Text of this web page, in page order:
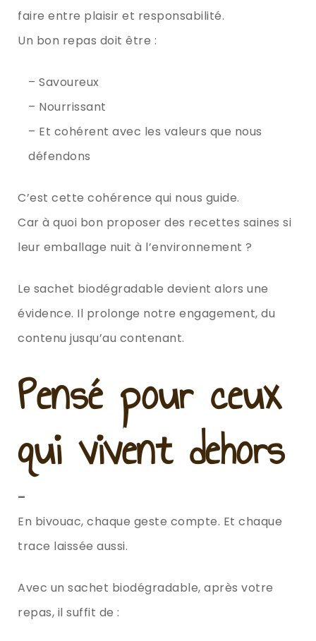
faire entre plaisir et responsabilité.
Un bon repas doit être :
– Savoureux
– Nourrissant
– Et cohérent avec les valeurs que nous
défendons
C’est cette cohérence qui nous guide.
Car à quoi bon proposer des recettes saines si
leur emballage nuit à l’environnement ?
Le sachet biodégradable devient alors une
évidence. Il prolonge notre engagement, du
contenu jusqu’au contenant.
Pensé pour ceux
qui vivent dehors
–
En bivouac, chaque geste compte. Et chaque
trace laissée aussi.
Avec un sachet biodégradable, après votre
repas, il suffit de :